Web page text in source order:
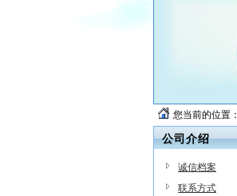
您当前的位置：
公司介绍
诚信档案
联系方式